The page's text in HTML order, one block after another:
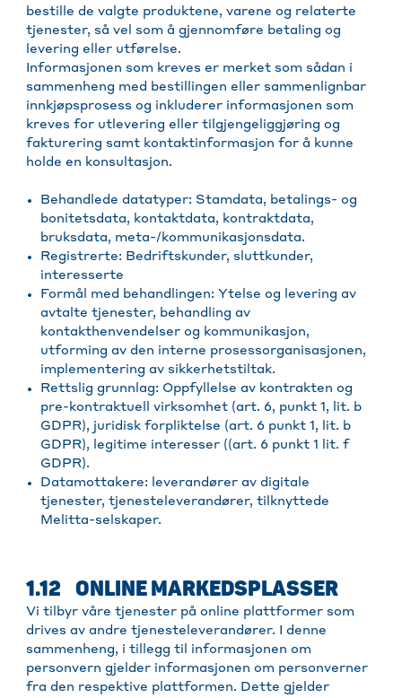
bestille de valgte produktene, varene og relaterte
tjenester, så vel som å gjennomføre betaling og
levering eller utførelse.
Informasjonen som kreves er merket som sådan i
sammenheng med bestillingen eller sammenlignbar
innkjøpsprosess og inkluderer informasjonen som
kreves for utlevering eller tilgjengeliggjøring og
fakturering samt kontaktinformasjon for å kunne
holde en konsultasjon.
Behandlede datatyper: Stamdata, betalings- og
bonitetsdata, kontaktdata, kontraktdata,
bruksdata, meta-/kommunikasjonsdata.
Registrerte: Bedriftskunder, sluttkunder,
interesserte
Formål med behandlingen: Ytelse og levering av
avtalte tjenester, behandling av
kontakthenvendelser og kommunikasjon,
utforming av den interne prosessorganisasjonen,
implementering av sikkerhetstiltak.
Rettslig grunnlag: Oppfyllelse av kontrakten og
pre-kontraktuell virksomhet (art. 6, punkt 1, lit. b
GDPR), juridisk forpliktelse (art. 6 punkt 1, lit. b
GDPR), legitime interesser ((art. 6 punkt 1 lit. f
GDPR).
Datamottakere: leverandører av digitale
tjenester, tjenesteleverandører, tilknyttede
Melitta-selskaper.
1.12 ONLINE MARKEDSPLASSER
Vi tilbyr våre tjenester på online plattformer som
drives av andre tjenesteleverandører. I denne
sammenheng, i tillegg til informasjonen om
personvern gjelder informasjonen om personverner
fra den respektive plattformen. Dette gjelder